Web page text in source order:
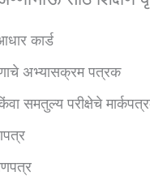
कार्ड
अभ्यासक्रम पत्रक
समतुल्य परीक्षेचे